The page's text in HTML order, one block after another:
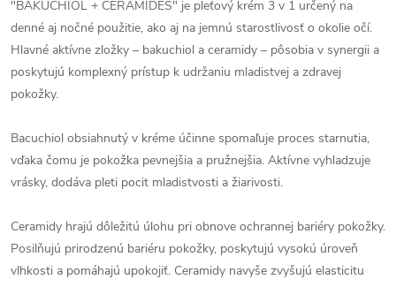
"BAKUCHIOL + CERAMIDES" je pleťový krém 3 v 1 určený na
denné aj nočné použitie, ako aj na jemnú starostlivosť o okolie očí.
Hlavné aktívne zložky – bakuchiol a ceramidy – pôsobia v synergii a
poskytujú komplexný prístup k udržaniu mladistvej a zdravej
pokožky.
Bacuchiol obsiahnutý v kréme účinne spomaľuje proces starnutia,
vďaka čomu je pokožka pevnejšia a pružnejšia. Aktívne vyhladzuje
vrásky, dodáva pleti pocit mladistvosti a žiarivosti.
Ceramidy hrajú dôležitú úlohu pri obnove ochrannej bariéry pokožky.
Posilňujú prirodzenú bariéru pokožky, poskytujú vysokú úroveň
vlhkosti a pomáhajú upokojiť. Ceramidy navyše zvyšujú elasticitu